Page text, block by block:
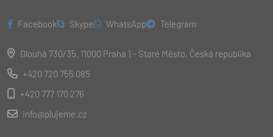
Facebook Skype WhatsApp Telegram
Dlouhá 730/35, 11000 Praha 1 - Staré Město, Česká republika
+420 720 755 085
+420 777 170 276
info@plujeme.cz